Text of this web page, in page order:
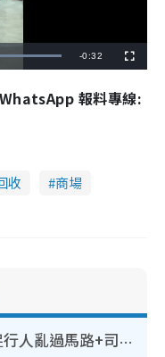
R
n
m
-0:32
u
s
c
報料專線:
收
商場
警方即日起全港大執法！捉行人亂過馬路+司機不專注駕駛！亂過馬路罰$2000